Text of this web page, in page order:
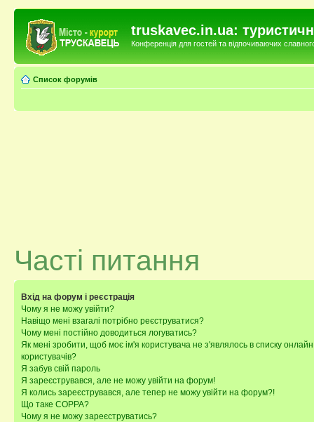
truskavec.in.ua:
Конференція для гостей та відпочиваючих
Список форумів
Часті питання
Вхід на форум і реєстрація
Чому я не можу увійти?
Навіщо мені взагалі потрібно реєструватися?
Чому мені постійно доводиться логуватись?
Як мені зробити, щоб моє ім'я користувача не з'являлось в списку онлайн
користувачів?
Я забув свій пароль
Я зареєструвався, але не можу увійти на форум!
Я колись зареєструвався, але тепер не можу увійти на форум?!
Що таке COPPA?
Чому я не можу зареєструватись?